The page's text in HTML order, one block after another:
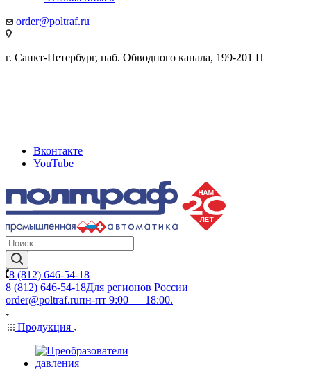
order@poltraf.ru
г. Санкт-Петербург, наб. Обводного канала, 199-201 П
Вконтакте
YouTube
8 (812) 646-54-18
8 (812) 646-54-18Для регионов России
order@poltraf.ruпн-пт 9:00 — 18:00.
Продукция